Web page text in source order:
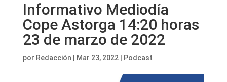
Informativo Mediodía
Cope Astorga 14:20 horas
23 de marzo de 2022
por Redacción Mar 23, 2022| Podcast